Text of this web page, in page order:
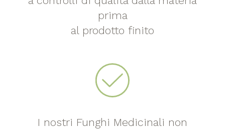
prima
al prodotto finito
I nostri Funghi Medicinali non